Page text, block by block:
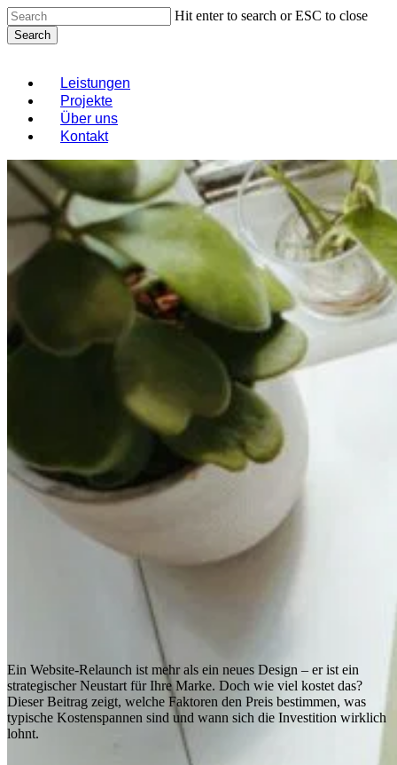
Skip
to
main
Hit enter to search or ESC to close
Search
Menu
Leistungen
Projekte
Über uns
Kontakt
Ein Website-Relaunch ist mehr als ein neues Design – er ist ein
strategischer Neustart für Ihre Marke. Doch wie viel kostet das?
Dieser Beitrag zeigt, welche Faktoren den Preis bestimmen, was
typische Kostenspannen sind und wann sich die Investition wirklich
lohnt.